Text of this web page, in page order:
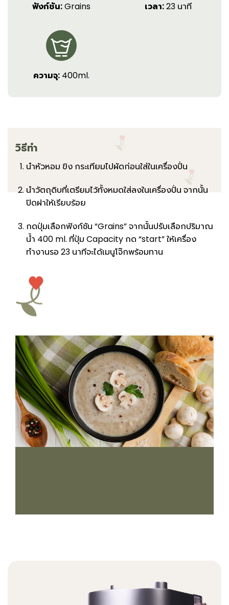
ฟังก์ชัน:Grains เวลา:23 นาที
ความจุ:400ml.
วิธีทำ
นำหัวหอม ขิง กระเทียมไปผัดก่อนใส่ในเครื่องปั่น
นำวัตถุดิบที่เตรียมไว้ทั้งหมดใส่ลงในเครื่องปั่น จากนั้น
ปิดฝาให้เรียบร้อย
กดปุ่มเลือกฟังก์ชัน “Grains” จากนั้นปรับเลือกปริมาณ
น้ำ 400 ml. ที่ปุ่ม Capacity กด “start” ให้เครื่อง
ทำงานรอ 23 นาทีจะได้เมนูโจ๊กพร้อมทาน